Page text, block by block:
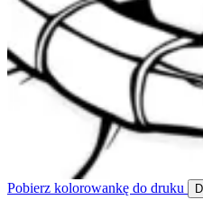
Pobierz kolorowankę do druku